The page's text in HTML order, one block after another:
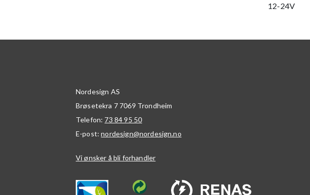
12-24V
Nordesign AS
Brøsetekra 7 7069 Trondheim
Telefon: 73 84 95 50
E-post:nordesign@nordesign.no
Vi ønsker å bli forhandler